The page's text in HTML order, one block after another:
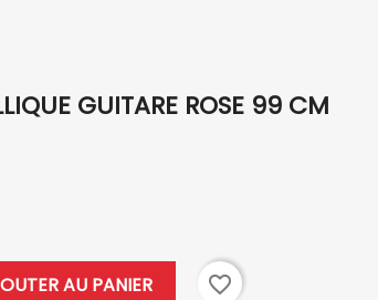
GUITARE ROSE 99 CM
AU PANIER
favorite_border